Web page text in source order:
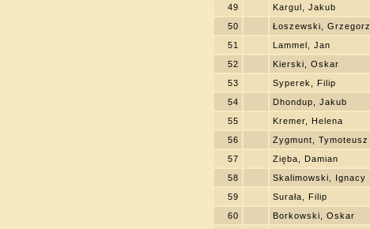
49
Kargul, Jakub
50
Łoszewski, Grzegorz
51
Lammel, Jan
52
Kierski, Oskar
53
Syperek, Filip
54
Dhondup, Jakub
55
Kremer, Helena
56
Zygmunt, Tymoteusz
57
Zięba, Damian
58
Skalimowski, Ignacy
59
Surała, Filip
60
Borkowski, Oskar